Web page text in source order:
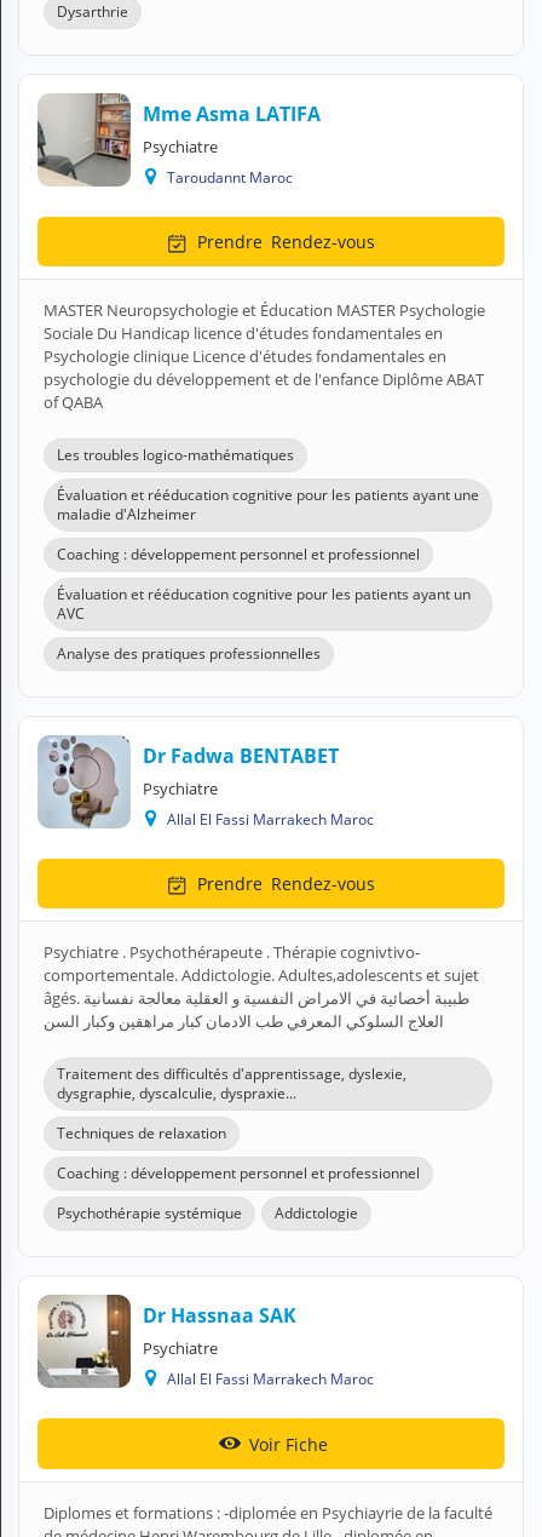
Dysarthrie
Mme Asma LATIFA
Psychiatre
Taroudannt Maroc
Prendre Rendez-vous
MASTER Neuropsychologie et Éducation MASTER Psychologie
Sociale Du Handicap licence d'études fondamentales en
Psychologie clinique Licence d'études fondamentales en
psychologie du développement et de l'enfance Diplôme ABAT
of QABA
Les troubles logico-mathématiques
Évaluation et rééducation cognitive pour les patients ayant une
maladie d'Alzheimer
Coaching : développement personnel et professionnel
Évaluation et rééducation cognitive pour les patients ayant un
AVC
Analyse des pratiques professionnelles
Dr Fadwa BENTABET
Psychiatre
Allal El Fassi Marrakech Maroc
Prendre Rendez-vous
Psychiatre . Psychothérapeute . Thérapie cognivtivo-
comportementale. Addictologie. Adultes,adolescents et sujet
âgés. طبيبة أخصائية في الامراض النفسية و العقلية معالجة نفسانية
العلاج السلوكي المعرفي طب الادمان كبار مراهقين وكبار السن
Traitement des difficultés d'apprentissage, dyslexie,
dysgraphie, dyscalculie, dyspraxie...
Techniques de relaxation
Coaching : développement personnel et professionnel
Psychothérapie systémique
Addictologie
Dr Hassnaa SAK
Psychiatre
Allal El Fassi Marrakech Maroc
Voir Fiche
Diplomes et formations : -diplomée en Psychiayrie de la faculté